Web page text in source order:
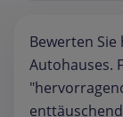
Bewerten
Autohauses.